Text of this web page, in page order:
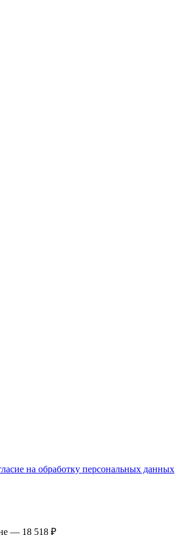
на обработку персональных данных
— 18 518 ₽